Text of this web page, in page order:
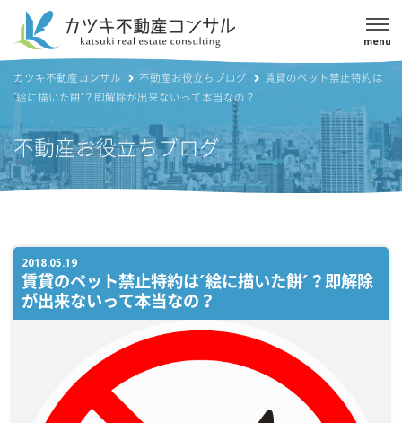
menu
カツキ不動産コンサル 不動産お役立ちブログ
賃貸のペット禁止特約は
´絵に描いた餅´？即解除が出来ないって本当なの？
不動産お役立ちブログ
2018.05.19
賃貸のペット禁止特約は´絵に描いた餅´？即解除
が出来ないって本当なの？